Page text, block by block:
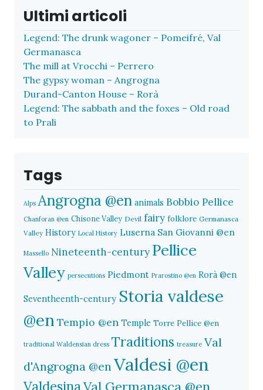
Ultimi articoli
Legend: The drunk wagoner – Pomeifré, Val
Germanasca
The mill at Vrocchi – Perrero
The gypsy woman – Angrogna
Durand-Canton House – Rorà
Legend: The sabbath and the foxes – Old road
to Prali
Tags
Alps Angrogna @en animals Bobbio Pellice
Chanforan @en Chisone Valley Devil fairy folklore Germanasca
Valley History Local History Luserna San Giovanni @en
Massello Nineteenth-century Pellice
Valley persecutions Piedmont Prarostino @en Rorà @en
Seventheenth-century Storia valdese
@en Tempio @en Temple Torre Pellice @en
traditional Waldensian dress Traditions treasure Val
d'Angrogna @enValdesi @en
ValdesinaVal Germanasca @en